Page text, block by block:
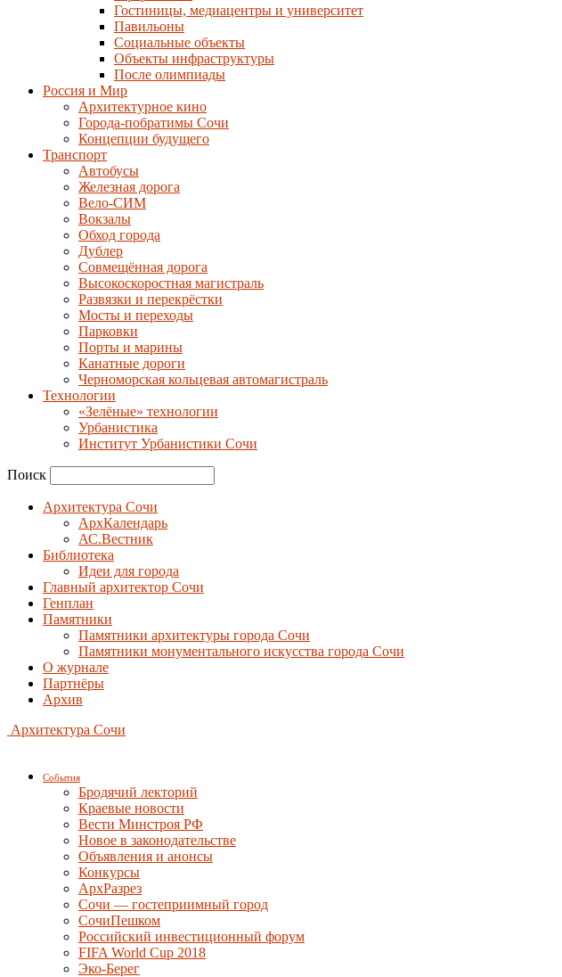
Гостиницы, медиацентры и университет
Павильоны
Социальные объекты
Объекты инфраструктуры
После олимпиады
Россия и Мир
Архитектурное кино
Города-побратимы Сочи
Концепции будущего
Транспорт
Автобусы
Железная дорога
Вело-СИМ
Вокзалы
Обход города
Дублер
Совмещённая дорога
Высокоскоростная магистраль
Развязки и перекрёстки
Мосты и переходы
Парковки
Порты и марины
Канатные дороги
Черноморская кольцевая автомагистраль
Технологии
«Зелёные» технологии
Урбанистика
Институт Урбанистики Сочи
Поиск
Архитектура Сочи
АрхКалендарь
АС.Вестник
Библиотека
Идеи для города
Главный архитектор Сочи
Генплан
Памятники
Памятники архитектуры города Сочи
Памятники монументального искусства города Сочи
О журнале
Партнёры
Архив
Архитектура Сочи
События
Бродячий лекторий
Краевые новости
Вести Минстроя РФ
Новое в законодательстве
Объявления и анонсы
Конкурсы
АрхРазрез
Сочи — гостеприимный город
СочиПешком
Российский инвестиционный форум
FIFA World Cup 2018
Эко-Берег